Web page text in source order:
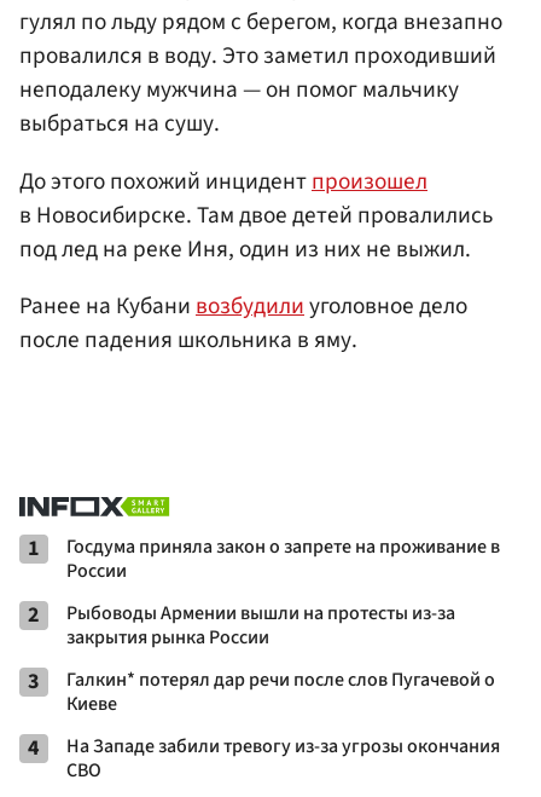
гулял по льду рядом с берегом, когда внезапно
провалился в воду. Это заметил проходивший
неподалеку мужчина — он помог мальчику
выбраться на сушу.
До этого похожий инцидентпроизошел
в Новосибирске. Там двое детей провалились
под лед на реке Иня, один из них не выжил.
Ранее на Кубанивозбудилиуголовное дело
после падения школьника в яму.
1
Госдума приняла закон о запрете на проживание в
России
2
Рыбоводы Армении вышли на протесты из-за
закрытия рынка России
3
Галкин* потерял дар речи после слов Пугачевой о
Киеве
4
На Западе забили тревогу из-за угрозы окончания
СВО